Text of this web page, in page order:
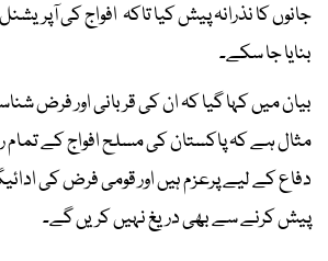
جانوں کا نذرانہ پیش کیا تاکہ افواج کی
بنایا جا سکے۔
بیان میں کہا گیا کہ ان کی قربانی اور فرض
مثال ہے کہ پاکستان کی مسلح افواج کے
دفاع کے لیے پرعزم ہیں اور قومی فرض کی
پیش کرنے سے بھی دریغ نہیں کریں گے۔